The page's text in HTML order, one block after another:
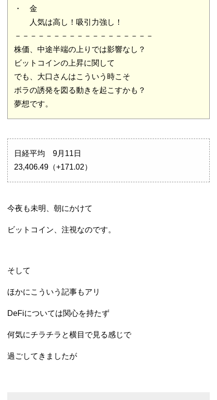
・ 金
人気は高し！吸引力強し！
－－－－－－－－－－－－－－－－－－
株価、中途半端の上りでは影響なし？
ビットコインの上昇に関して
でも、大口さんはこういう時こそ
ボラの誘発を図る動きを起こすかも？
夢想です。
日経平均 9月11日
23,406.49（+171.02）
今夜も未明、朝にかけて
ビットコイン、注視なのです。
そして
ほかにこういう記事もアリ
DeFiについては関心を持たず
何気にチラチラと横目で見る感じで
過ごしてきましたが